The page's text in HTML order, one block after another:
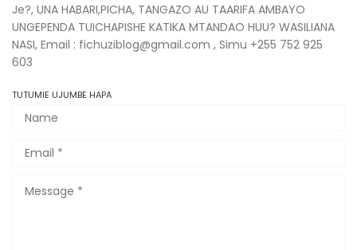
Je?, UNA HABARI,PICHA, TANGAZO AU TAARIFA AMBAYO
UNGEPENDA TUICHAPISHE KATIKA MTANDAO HUU? WASILIANA
NASI, Email : fichuziblog@gmail.com , Simu +255 752 925
603
TUTUMIE UJUMBE HAPA